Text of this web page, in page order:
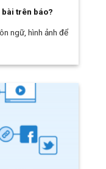
trên báo?
ngữ, hình ảnh để